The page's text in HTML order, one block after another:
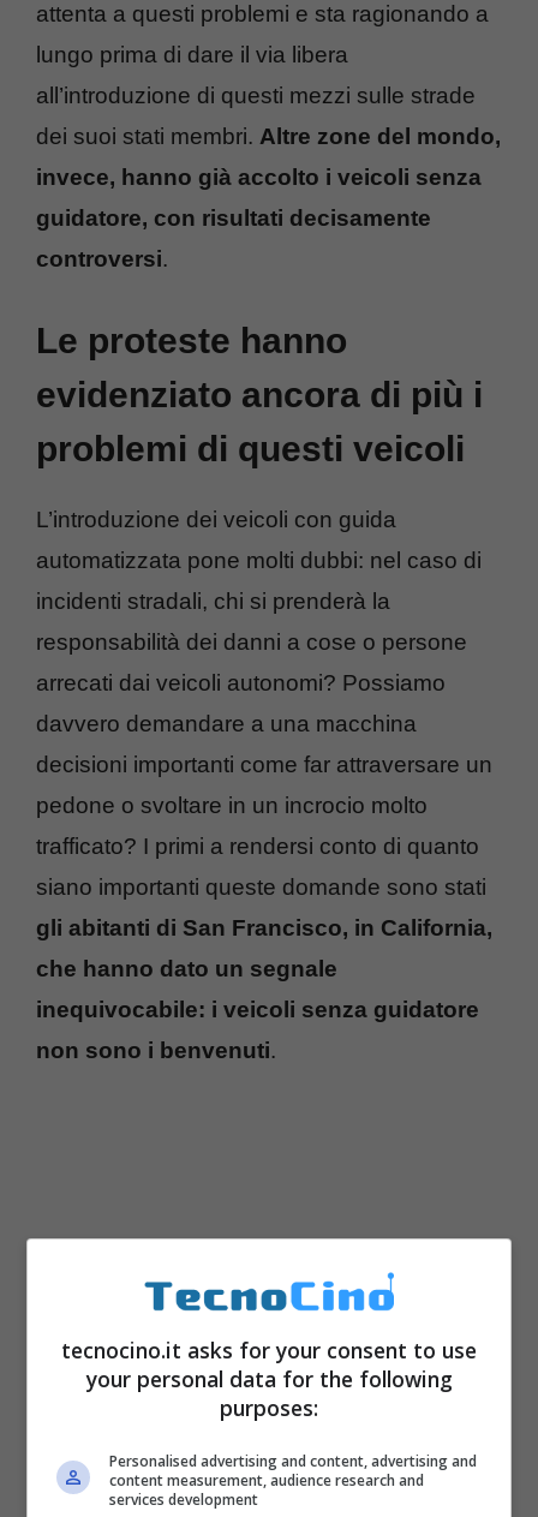
attenta a questi problemi e sta ragionando a
lungo prima di dare il via libera
all’introduzione di questi mezzi sulle strade
dei suoi stati membri. Altre zone del mondo,
invece, hanno già accolto i veicoli senza
guidatore, con risultati decisamente
controversi.
Le proteste hanno
evidenziato ancora di più i
problemi di questi veicoli
L’introduzione dei veicoli con guida
automatizzata pone molti dubbi: nel caso di
incidenti stradali, chi si prenderà la
responsabilità dei danni a cose o persone
arrecati dai veicoli autonomi? Possiamo
davvero demandare a una macchina
decisioni importanti come far attraversare un
pedone o svoltare in un incrocio molto
trafficato? I primi a rendersi conto di quanto
siano importanti queste domande sono stati
gli abitanti di San Francisco, in California,
che hanno dato un segnale
inequivocabile: i veicoli senza guidatore
non sono i benvenuti.
tecnocino.it asks for your consent to use
your personal data for the following
purposes:
Personalised advertising and content, advertising and
content measurement, audience research and
services development